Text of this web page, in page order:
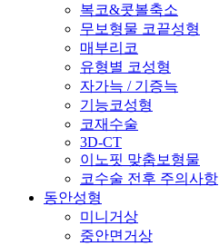
복코&콧볼축소
무보형물 코끝성형
매부리코
유형별 코성형
자가늑 / 기증늑
기능코성형
코재수술
3D-CT
이노핏 맞춤보형물
코수술 전후 주의사항
동안성형
미니거상
중안면거상